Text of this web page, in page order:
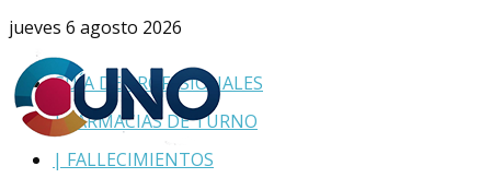
jueves 6 agosto 2026
GUÍA DE PROFESIONALES
| FARMACIAS DE TURNO
| FALLECIMIENTOS